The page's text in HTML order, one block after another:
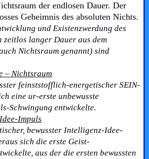
der endlosen Dauer. Der
Geheimnis des absoluten Nichts.
und Existenzwerdung des
zeitlos langer Dauer aus dem
Nichtsraum genannt) sind
– Nichtsraum
feinststofflich-energetischer SEIN-
eine ur-erste unbewusste
Schwingung entwickelte.
Impuls
bewusster Intelligenz-Idee-
sich die erste Geist-
aus der die ersten bewussten